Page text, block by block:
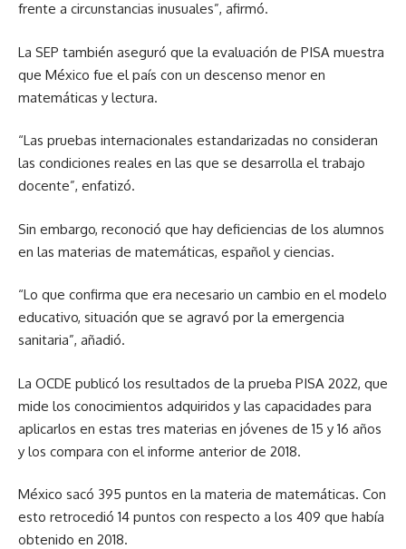
frente a circunstancias inusuales”, afirmó.
La SEP también aseguró que la evaluación de PISA muestra
que México fue el país con un descenso menor en
matemáticas y lectura.
“Las pruebas internacionales estandarizadas no consideran
las condiciones reales en las que se desarrolla el trabajo
docente”, enfatizó.
Sin embargo, reconoció que hay deficiencias de los alumnos
en las materias de matemáticas, español y ciencias.
“Lo que confirma que era necesario un cambio en el modelo
educativo, situación que se agravó por la emergencia
sanitaria”, añadió.
La OCDE publicó los resultados de la prueba PISA 2022, que
mide los conocimientos adquiridos y las capacidades para
aplicarlos en estas tres materias en jóvenes de 15 y 16 años
y los compara con el informe anterior de 2018.
México sacó 395 puntos en la materia de matemáticas. Con
esto retrocedió 14 puntos con respecto a los 409 que había
obtenido en 2018.